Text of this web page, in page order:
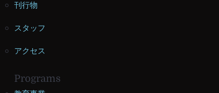
刊行物
スタッフ
アクセス
Programs